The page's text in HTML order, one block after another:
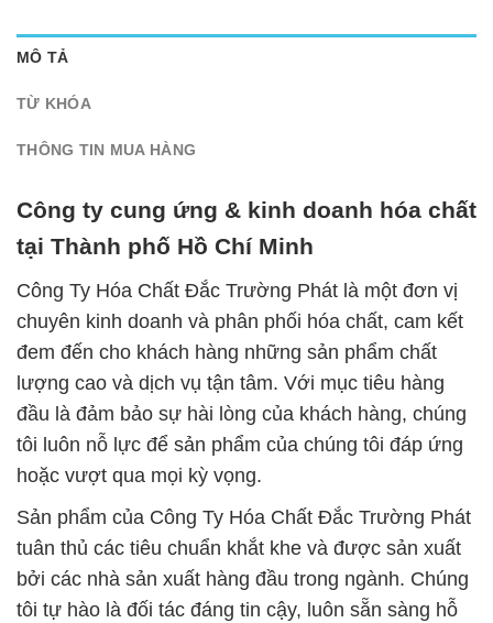
MÔ TẢ
TỪ KHÓA
THÔNG TIN MUA HÀNG
Công ty cung ứng & kinh doanh hóa chất
tại Thành phố Hồ Chí Minh
Công Ty Hóa Chất Đắc Trường Phát là một đơn vị
chuyên kinh doanh và phân phối hóa chất, cam kết
đem đến cho khách hàng những sản phẩm chất
lượng cao và dịch vụ tận tâm. Với mục tiêu hàng
đầu là đảm bảo sự hài lòng của khách hàng, chúng
tôi luôn nỗ lực để sản phẩm của chúng tôi đáp ứng
hoặc vượt qua mọi kỳ vọng.
Sản phẩm của Công Ty Hóa Chất Đắc Trường Phát
tuân thủ các tiêu chuẩn khắt khe và được sản xuất
bởi các nhà sản xuất hàng đầu trong ngành. Chúng
tôi tự hào là đối tác đáng tin cậy, luôn sẵn sàng hỗ